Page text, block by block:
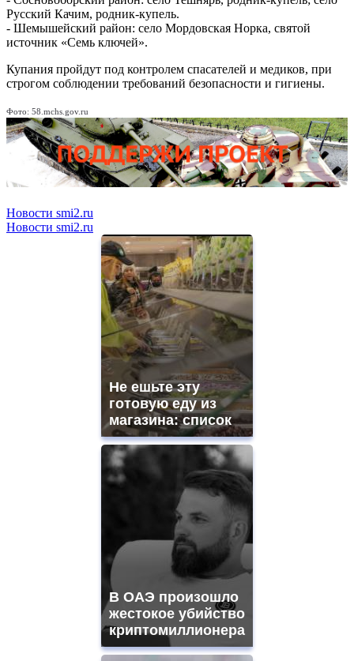
Русский Качим, родник-купель.
- Шемышейский район: село Мордовская Норка, святой
источник «Семь ключей».
Купания пройдут под контролем спасателей и медиков, при
строгом соблюдении требований безопасности и гигиены.
Фото: 58.mchs.gov.ru
Новости smi2.ru
Новости smi2.ru
Не ешьте эту
готовую еду из
магазина: список
В ОАЭ произошло
жестокое убийство
криптомиллионера